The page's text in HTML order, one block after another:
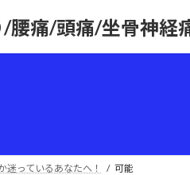
腰痛/頭痛/坐骨神
迷っているあなたへ！ 可能